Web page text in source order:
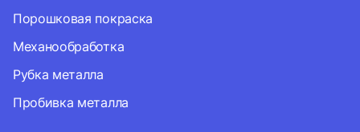
Порошковая покраска
Механообработка
Рубка металла
Пробивка металла